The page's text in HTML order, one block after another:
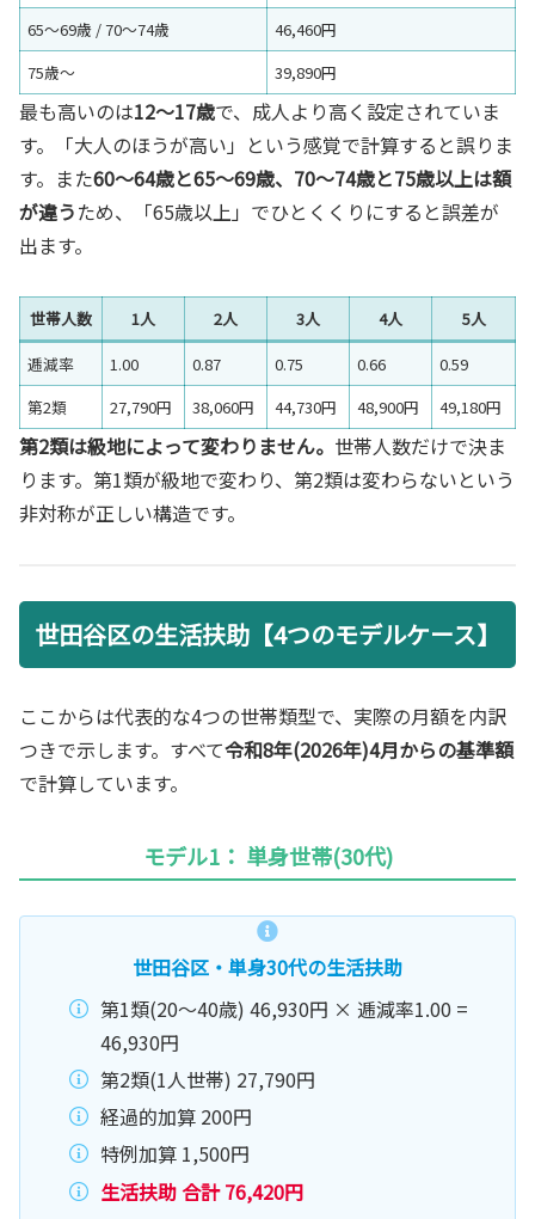
65〜69歳 / 70〜74歳
46,460円
75歳〜
39,890円
最も高いのは12〜17歳で、成人より高く設定されていま
す。「大人のほうが高い」という感覚で計算すると誤りま
す。また60〜64歳と65〜69歳、70〜74歳と75歳以上は額
が違うため、「65歳以上」でひとくくりにすると誤差が
出ます。
世帯人数 1人 2人 3人 4人
5人
逓減率
1.00 0.87 0.75 0.66
0.59
第2類
27,790円 38,060円 44,730円 48,900円 49,180円
第2類は級地によって変わりません。 世帯人数だけで決ま
ります。第1類が級地で変わり、第2類は変わらないという
非対称が正しい構造です。
世田谷区の生活扶助【4つのモデルケース】
ここからは代表的な4つの世帯類型で、実際の月額を内訳
つきで示します。すべて令和8年(2026年)4月からの基準額
で計算しています。
モデル1： 単身世帯(30代)
世田谷区・単身30代の生活扶助
第1類(20〜40歳) 46,930円 × 逓減率1.00 =
46,930円
第2類(1人世帯) 27,790円
経過的加算 200円
特例加算 1,500円
生活扶助 合計 76,420円